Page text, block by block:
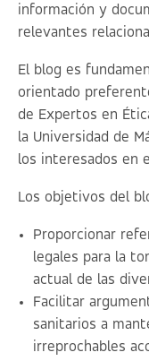
información y
relevantes
El blog es
orientado
de Expertos en
la Universidad de
los interesados en
Los objetivos del
Proporcionar
legales para la
actual de las
Facilitar
sanitarios a
irreprochables